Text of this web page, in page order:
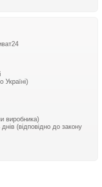
Україні)
виробника)
(відповідно до закону